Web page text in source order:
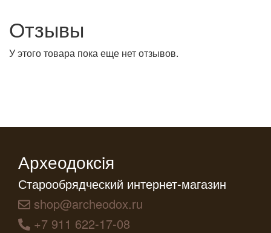
Отзывы
У этого товара пока еще нет отзывов.
Археодоксiя
Старообрядческий интернет-магазин
shop@archeodox.ru
+7 911 622-17-08